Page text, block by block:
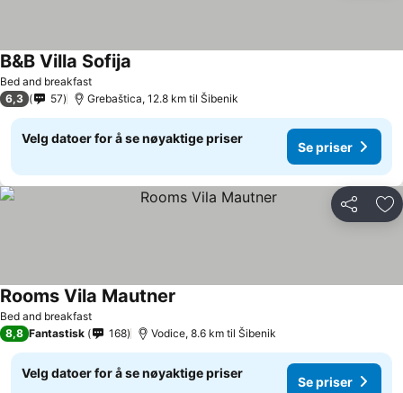
Bed and breakfast
B&B Villa Sofija
6,3 57 Grebaštica, 12.8 km til Šibenik
Velg datoer for å se nøyaktige priser
Se priser
Del
Bed and breakfast
Rooms Vila Mautner
8,8 Fantastisk 168 Vodice, 8.6 km til Šibenik
Velg datoer for å se nøyaktige priser
Se priser